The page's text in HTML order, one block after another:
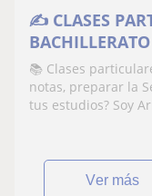
✍️ CLASES
📚 Clases
notas, preparar la
tus estudios? Soy
ver más